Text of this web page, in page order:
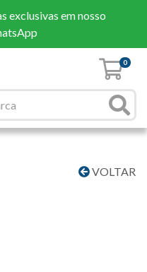
exclusivas em nosso
0
VOLTAR